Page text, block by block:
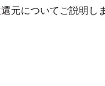
元についてご説明し